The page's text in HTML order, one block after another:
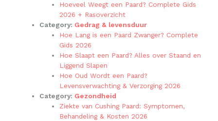
Hoeveel Weegt een Paard? Complete Gids
2026 + Rasoverzicht
Category: Gedrag & levensduur
Hoe Lang is een Paard Zwanger? Complete
Gids 2026
Hoe Slaapt een Paard? Alles over Staand en
Liggend Slapen
Hoe Oud Wordt een Paard?
Levensverwachting & Verzorging 2026
Category: Gezondheid
Ziekte van Cushing Paard: Symptomen,
Behandeling & Kosten 2026